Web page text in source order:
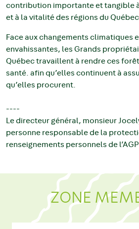
contribution importante et tangible
et à la vitalité des régions du Québec.
Face aux changements climatiques
envahissantes, les Grands
Québec travaillent à rendre ces
santé. afin qu’elles continuent à
qu’elles procurent.
----
Le directeur général, monsieur
personne responsable de la
renseignements personnels de
ZONE